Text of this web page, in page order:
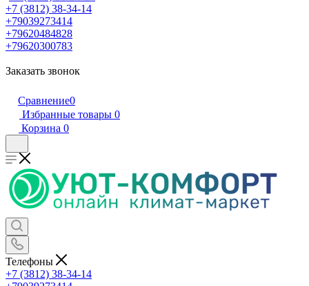
+7 (3812) 38-34-14
+79039273414
+79620484828
+79620300783
Заказать звонок
Сравнение0
Избранные товары 0
Корзина 0
Телефоны
+7 (3812) 38-34-14